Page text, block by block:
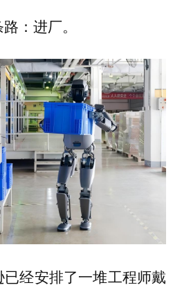
：进厂。
经安排了一堆工程师戴